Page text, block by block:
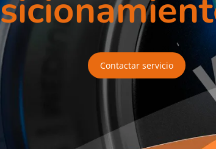
Contactar servicio